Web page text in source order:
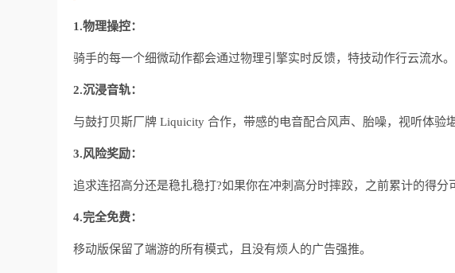
1.物理操控：
骑手的每一个细微动作都会通过物理引擎实时反馈，特技动作行云流水。
2.沉浸音轨：
与鼓打贝斯厂牌 Liquicity 合作，带感的电音配合风声、胎噪，视听体验
3.风险奖励：
追求连招高分还是稳扎稳打?如果你在冲刺高分时摔跤，之前累计的得分
4.完全免费：
移动版保留了端游的所有模式，且没有烦人的广告强推。